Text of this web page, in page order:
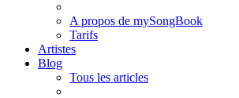
A propos de mySongBook
Tarifs
Artistes
Blog
Tous les articles